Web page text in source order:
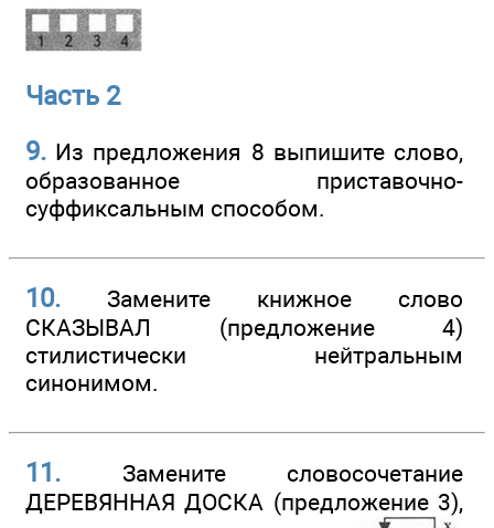
Часть 2
9. Из предложения 8 выпишите слово,
образованное приставочно-
суффиксальным способом.
10. Замените книжное слово
СКАЗЫВАЛ (предложение 4)
стилистически нейтральным
синонимом.
11. Замените словосочетание
ДЕРЕВЯННАЯ ДОСКА (предложение 3),